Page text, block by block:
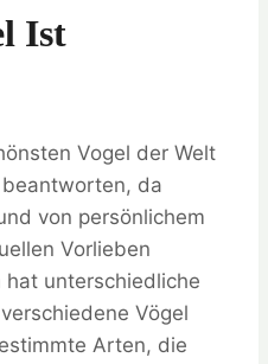
Ist
Vogel der Welt
da
von persönlichem
Vorlieben
unterschiedliche
Vögel
Arten, die